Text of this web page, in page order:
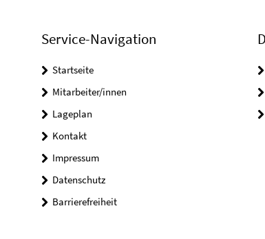
Service-Navigation
Startseite
Mitarbeiter/innen
Lageplan
Kontakt
Impressum
Datenschutz
Barrierefreiheit